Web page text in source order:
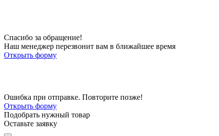
Спасибо за обращение!
Наш менеджер перезвонит вам в ближайшее время
Открыть форму
Ошибка при отправке. Повторите позже!
Открыть форму
Подобрать нужный товар
Оставьте заявку